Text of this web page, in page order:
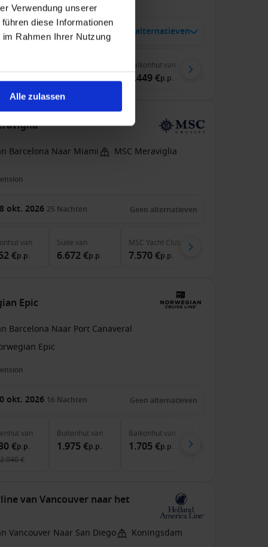
Verwendung unserer
diese Informationen
Rahmen Ihrer Nutzung
Alle zulassen
2028 Nachten 7 alternatieven
€p.p. 2.229 €p.p.
Balkonhutvan
2.449 €p.p.
Barcelona Naar Miami MSC Meraviglia
okt. 2026 25 Nachten Geen alternatieven
van
€p.p.
Suite van
6.672 €p.p.
MSC Yacht Club van
7.570 €p.p.
Epic
Barcelona Naar Port Canaveral
Epic
okt. 2026 16 Nachten Geen alternatieven
van
€p.p.
2.040 €
Buitenhutvan
1.975 €p.p.
Balkonhutvan
1.705 €p.p.
van Vancouver naar het
Vancouver Naar San Diego Koningsdam